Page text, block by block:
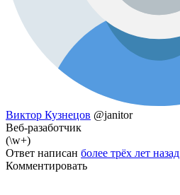
Виктор Кузнецов @janitor
Веб-разаботчик
(\w+)
Ответ написан более трёх лет назад
Комментировать